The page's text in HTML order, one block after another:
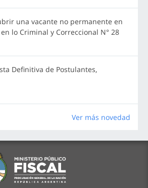
una vacante no permanente en
lo Criminal y Correccional N° 28
Definitiva de Postulantes,
Ver más novedad